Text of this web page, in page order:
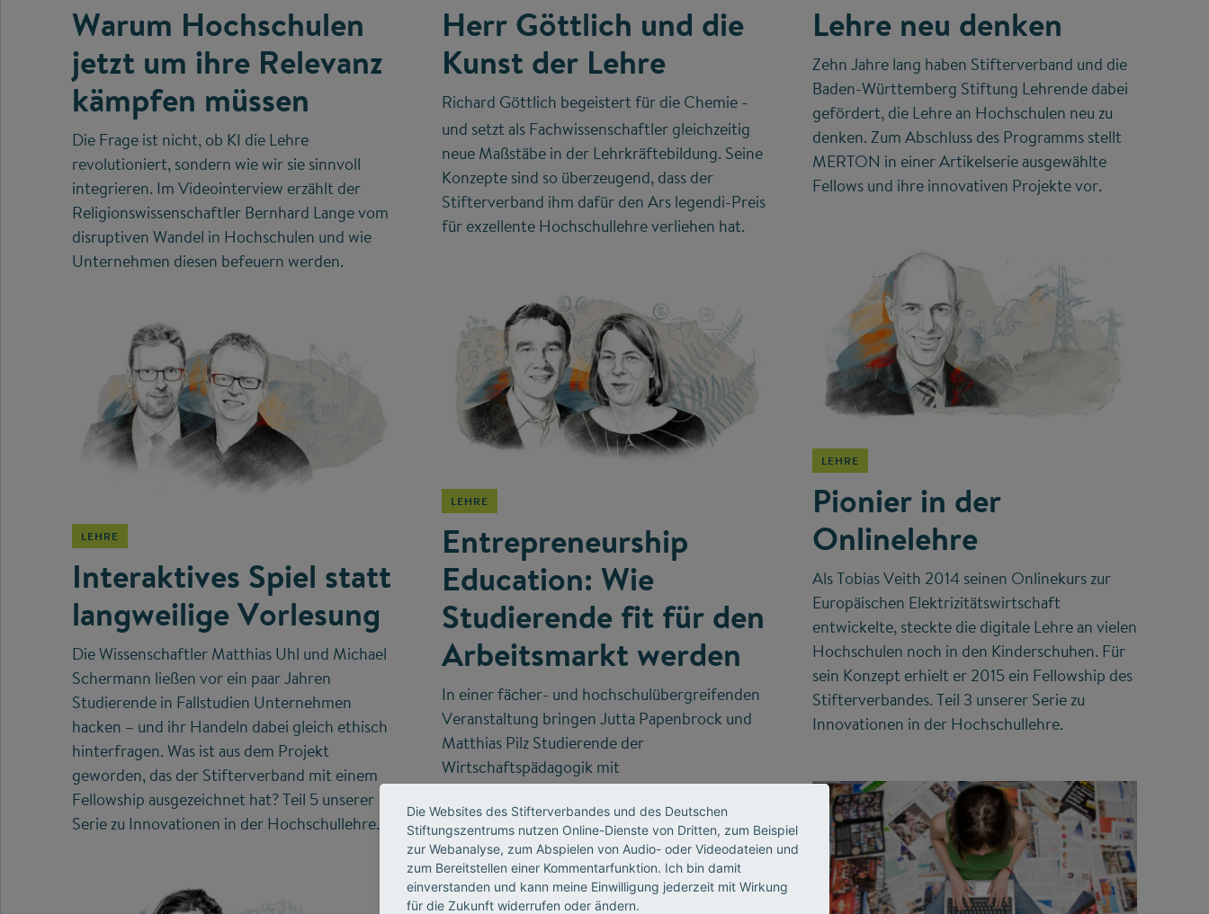
Warum Hochschulen
jetzt um ihre Relevanz
kämpfen müssen
Die Frage ist nicht, ob KI die Lehre
revolutioniert, sondern wie wir sie sinnvoll
integrieren. Im Videointerview erzählt der
Religionswissenschaftler Bernhard Lange vom
disruptiven Wandel in Hochschulen und wie
Unternehmen diesen befeuern werden.
Herr Göttlich und die
Kunst der Lehre
Richard Göttlich begeistert für die Chemie –
und setzt als Fachwissenschaftler gleichzeitig
neue Maßstäbe in der Lehrkräftebildung. Seine
Konzepte sind so überzeugend, dass der
Stifterverband ihm dafür den Ars legendi-Preis
für exzellente Hochschullehre verliehen hat.
Lehre neu denken
Zehn Jahre lang haben Stifterverband und die
Baden-Württemberg Stiftung Lehrende dabei
gefördert, die Lehre an Hochschulen neu zu
denken. Zum Abschluss des Programms stellt
MERTON in einer Artikelserie ausgewählte
Fellows und ihre innovativen Projekte vor.
LEHRE
Interaktives Spiel statt
langweilige Vorlesung
Die Wissenschaftler Matthias Uhl und Michael
Schermann ließen vor ein paar Jahren
Studierende in Fallstudien Unternehmen
hacken – und ihr Handeln dabei gleich ethisch
hinterfragen. Was ist aus dem Projekt
geworden, das der Stifterverband mit einem
Fellowship ausgezeichnet hat? Teil 5 unserer
Serie zu Innovationen in der Hochschullehre.
LEHRE
Entrepreneurship
Education: Wie
Studierende fit für den
Arbeitsmarkt werden
In einer fächer- und hochschulübergreifenden
Veranstaltung bringen Jutta Papenbrock und
Matthias Pilz Studierende der
Wirtschaftspädagogik mit
Biologiestudierenden zusammen. 2017
erhielten sie für dieses besondere Lehrkonzept
ein Fellowship des Stifterverbandes. Teil 4
unserer Serie zu Innovationen in der
Hochschullehre.
©
LEHRE
Pionier in der
Onlinelehre
Als Tobias Veith 2014 seinen Onlinekurs zur
Europäischen Elektrizitätswirtschaft
entwickelte, steckte die digitale Lehre an vielen
Hochschulen noch in den Kinderschuhen. Für
sein Konzept erhielt er 2015 ein Fellowship des
Stifterverbandes. Teil 3 unserer Serie zu
Innovationen in der Hochschullehre.
Die Websites des Stifterverbandes und des Deutschen
Stiftungszentrums nutzen Online-Dienste von Dritten, zum Beispiel
zur Webanalyse, zum Abspielen von Audio- oder Videodateien und
zum Bereitstellen einer Kommentarfunktion. Ich bin damit
einverstanden und kann meine Einwilligung jederzeit mit Wirkung
für die Zukunft widerrufen oder ändern.